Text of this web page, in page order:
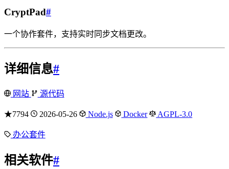
CryptPad#
一个协作套件，支持实时同步文档更改。
详细信息#
网站 源代码
★7794 2026-05-26 Node.js Docker AGPL-3.0
办公套件
相关软件#